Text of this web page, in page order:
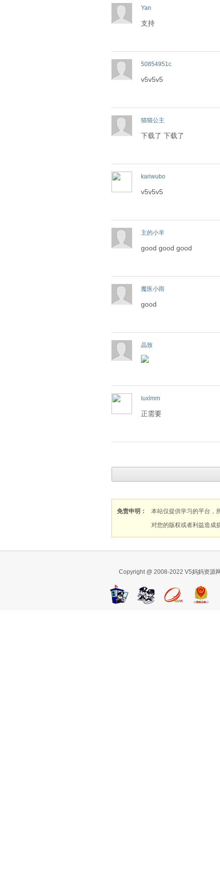
Yan
支持
50854951c
v5v5v5
猫猫公主
下载了 下载了
kariwubo
v5v5v5
主的小羊
good good good
魔医小雨
good
晶致
luxlmm
正需要
免责申明：
本站仅提供学习的平台，
对您的版权或者利益造成
Copyright @ 2008-2022 V5妈妈资源